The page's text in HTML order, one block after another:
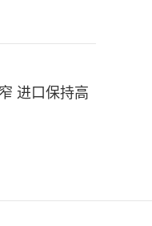
进口保持高